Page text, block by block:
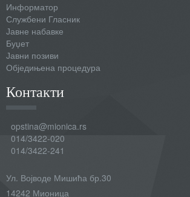
Информатор
Службени Гласник
Јавне набавке
Буџет
Јавни позиви
Обједињена процедура
Контакти
opstina@mionica.rs
014/3422-020
014/3422-241
Ул. Војводе Мишића бр.30
14242 Мионица